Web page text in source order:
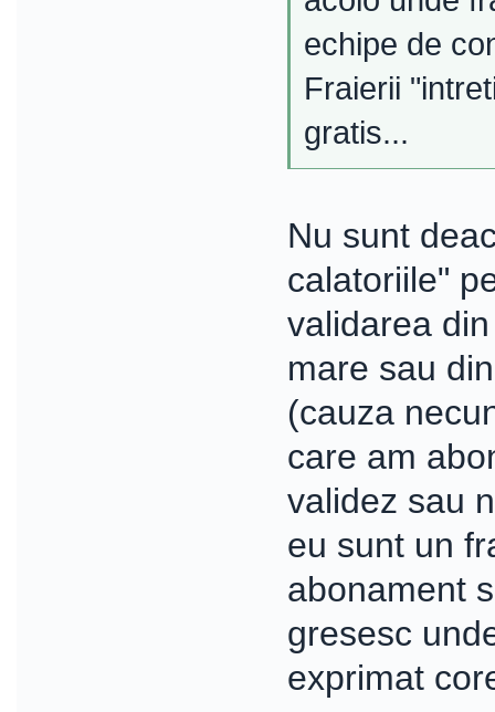
echipe de
Fraierii
gratis...
Nu sunt
calatoriile"
validarea
mare sau
(cauza
care am
validez sau
eu sunt un
abonament
gresesc
exprimat